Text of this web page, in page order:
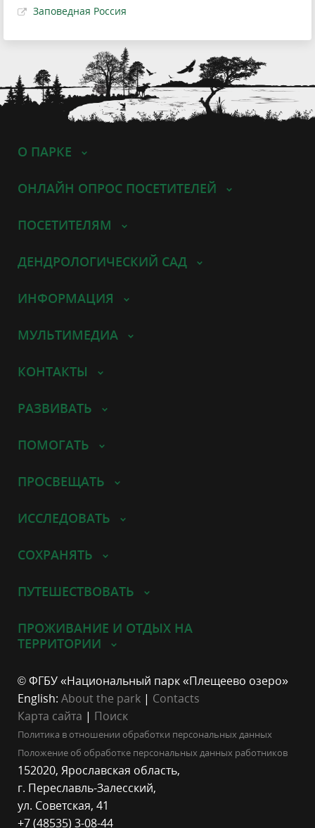
Заповедная Россия
О ПАРКЕ
ОНЛАЙН ОПРОС ПОСЕТИТЕЛЕЙ
ПОСЕТИТЕЛЯМ
ДЕНДРОЛОГИЧЕСКИЙ САД
ИНФОРМАЦИЯ
МУЛЬТИМЕДИА
КОНТАКТЫ
РАЗВИВАТЬ
ПОМОГАТЬ
ПРОСВЕЩАТЬ
ИССЛЕДОВАТЬ
СОХРАНЯТЬ
ПУТЕШЕСТВОВАТЬ
ПРОЖИВАНИЕ И ОТДЫХ НА
ТЕРРИТОРИИ
© ФГБУ «Национальный парк «Плещеево озеро»
English: About the park | Contacts
Карта сайта | Поиск
Политика в отношении обработки персональных данных
Положение об обработке персональных данных работников
152020, Ярославская область,
г. Переславль-Залесский,
ул. Советская, 41
+7 (48535) 3-08-44